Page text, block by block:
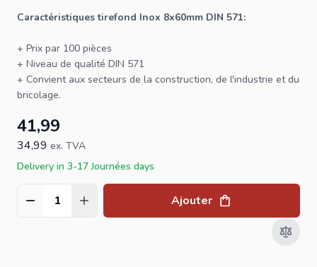
Caractéristiquestirefond Inox 8x60mm DIN 571:
+ Prix par 100 pièces
+ Niveau de qualité DIN 571
+ Convient aux secteurs de la construction, de l'industrie et du
bricolage.
41,99
34,99 ex. TVA
Delivery in 3-17 Journées days
Quantité Ajouter